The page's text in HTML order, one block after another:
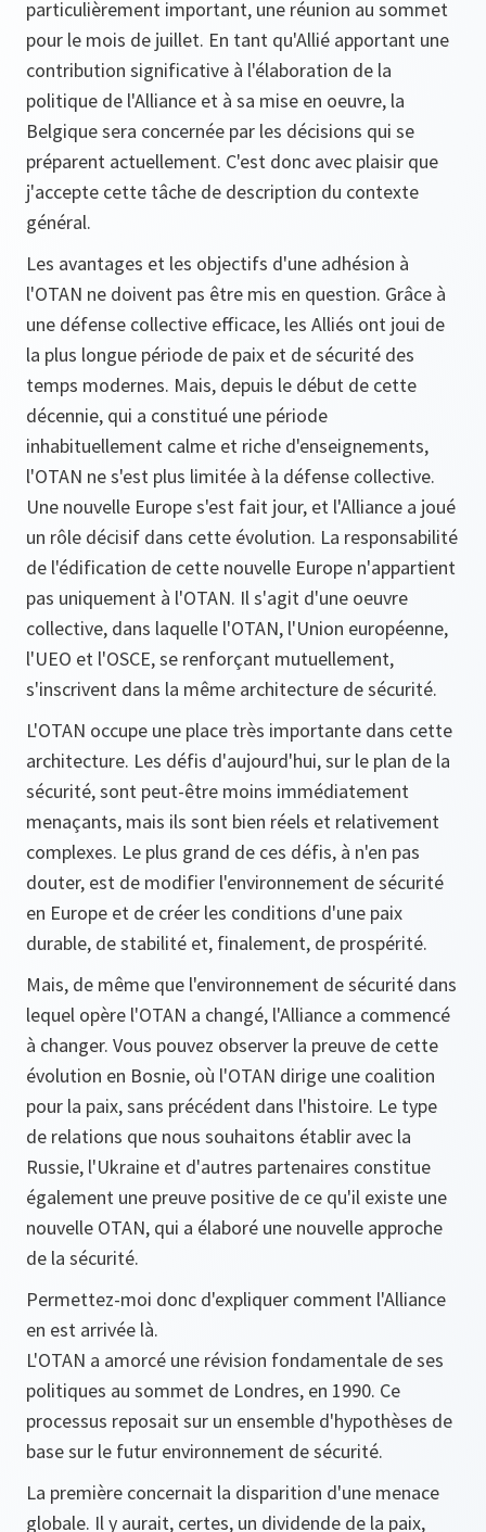
particulièrement important, une réunion au sommet
pour le mois de juillet. En tant qu'Allié apportant une
contribution significative à l'élaboration de la
politique de l'Alliance et à sa mise en oeuvre, la
Belgique sera concernée par les décisions qui se
préparent actuellement. C'est donc avec plaisir que
j'accepte cette tâche de description du contexte
général.
Les avantages et les objectifs d'une adhésion à
l'OTAN ne doivent pas être mis en question. Grâce à
une défense collective efficace, les Alliés ont joui de
la plus longue période de paix et de sécurité des
temps modernes. Mais, depuis le début de cette
décennie, qui a constitué une période
inhabituellement calme et riche d'enseignements,
l'OTAN ne s'est plus limitée à la défense collective.
Une nouvelle Europe s'est fait jour, et l'Alliance a joué
un rôle décisif dans cette évolution. La responsabilité
de l'édification de cette nouvelle Europe n'appartient
pas uniquement à l'OTAN. Il s'agit d'une oeuvre
collective, dans laquelle l'OTAN, l'Union européenne,
l'UEO et l'OSCE, se renforçant mutuellement,
s'inscrivent dans la même architecture de sécurité.
L'OTAN occupe une place très importante dans cette
architecture. Les défis d'aujourd'hui, sur le plan de la
sécurité, sont peut-être moins immédiatement
menaçants, mais ils sont bien réels et relativement
complexes. Le plus grand de ces défis, à n'en pas
douter, est de modifier l'environnement de sécurité
en Europe et de créer les conditions d'une paix
durable, de stabilité et, finalement, de prospérité.
Mais, de même que l'environnement de sécurité dans
lequel opère l'OTAN a changé, l'Alliance a commencé
à changer. Vous pouvez observer la preuve de cette
évolution en Bosnie, où l'OTAN dirige une coalition
pour la paix, sans précédent dans l'histoire. Le type
de relations que nous souhaitons établir avec la
Russie, l'Ukraine et d'autres partenaires constitue
également une preuve positive de ce qu'il existe une
nouvelle OTAN, qui a élaboré une nouvelle approche
de la sécurité.
Permettez-moi donc d'expliquer comment l'Alliance
en est arrivée là.
L'OTAN a amorcé une révision fondamentale de ses
politiques au sommet de Londres, en 1990. Ce
processus reposait sur un ensemble d'hypothèses de
base sur le futur environnement de sécurité.
La première concernait la disparition d'une menace
globale. Il y aurait, certes, un dividende de la paix,